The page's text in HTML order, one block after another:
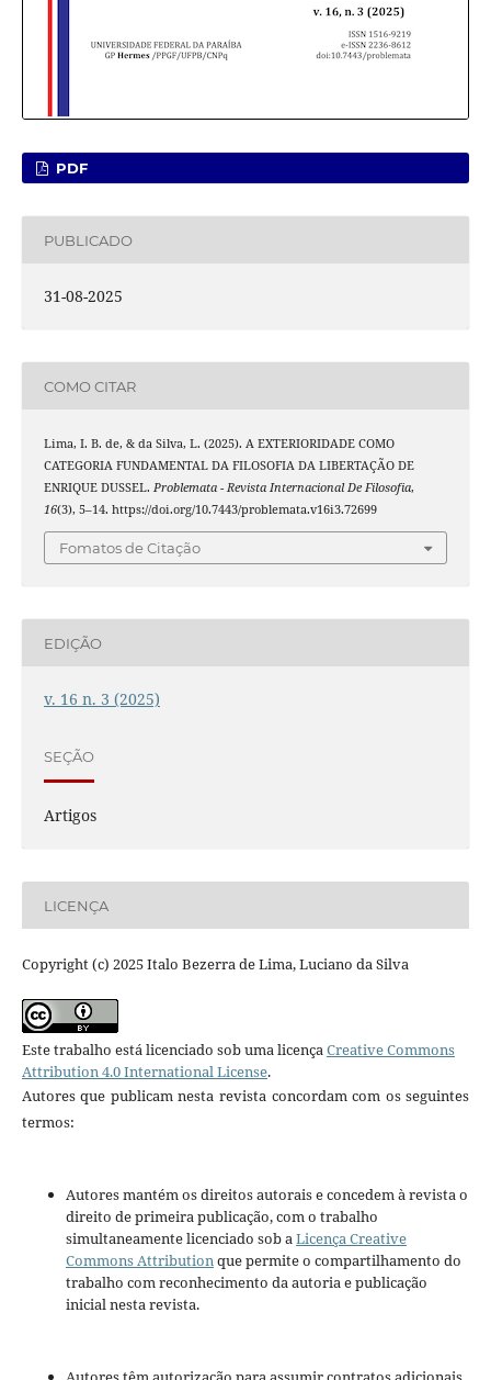
PDF
PUBLICADO
31-08-2025
COMO CITAR
Lima, I. B. de, & da Silva, L. (2025). A EXTERIORIDADE COMO
CATEGORIA FUNDAMENTAL DA FILOSOFIA DA LIBERTAÇÃO DE
ENRIQUE DUSSEL. Problemata - Revista Internacional De Filosofia,
16(3), 5–14. https://doi.org/10.7443/problemata.v16i3.72699
Fomatos de Citação
EDIÇÃO
v. 16 n. 3 (2025)
SEÇÃO
Artigos
LICENÇA
Copyright (c) 2025 Italo Bezerra de Lima, Luciano da Silva
Este trabalho está licenciado sob uma licençaCreative Commons
Attribution 4.0 International License.
Autores que publicam nesta revista concordam com os seguintes
termos:
Autores mantém os direitos autorais e concedem à revista o
direito de primeira publicação, com o trabalho
simultaneamente licenciado sob aLicença Creative
Commons Attributionque permite o compartilhamento do
trabalho com reconhecimento da autoria e publicação
inicial nesta revista.